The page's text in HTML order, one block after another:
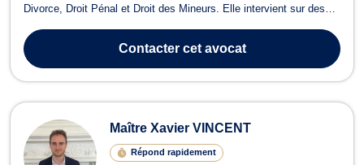
Divorce, Droit Pénal et Droit des Mineurs. Elle intervient sur des
jeunesse, ainsi qu'en droit civil et pénal, afin de défendre au mieux
les ...
Contactercet avocat
Maître Xavier VINCENT
Répond rapidement